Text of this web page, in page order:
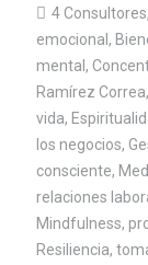
4 Consultores,
emocional ,
mental ,
Ramírez Correa,
vida,
los negocios,
consciente,
relaciones
Mindfulness,
Resiliencia,